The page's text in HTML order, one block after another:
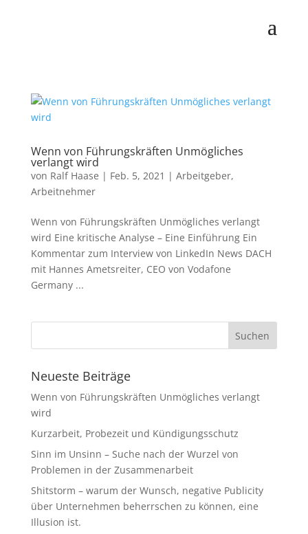
Wenn von Führungskräften Unmögliches
verlangt wird
von Ralf Haase | Feb. 5, 2021 | Arbeitgeber,
Arbeitnehmer
Wenn von Führungskräften Unmögliches verlangt
wird Eine kritische Analyse – Eine Einführung Ein
Kommentar zum Interview von LinkedIn News DACH
mit Hannes Ametsreiter, CEO von Vodafone
Germany ...
Neueste Beiträge
Wenn von Führungskräften Unmögliches verlangt
wird
Kurzarbeit, Probezeit und Kündigungsschutz
Sinn im Unsinn – Suche nach der Wurzel von
Problemen in der Zusammenarbeit
Shitstorm – warum der Wunsch, negative Publicity
über Unternehmen beherrschen zu können, eine
Illusion ist.